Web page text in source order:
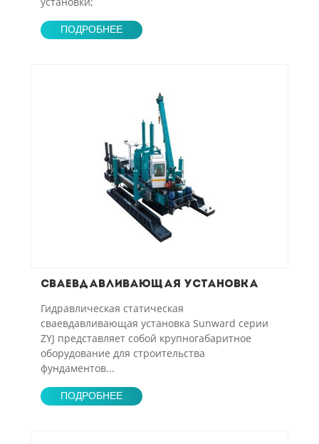
ПОДРОБНЕЕ
Сваевдавливающая установка
Гидравлическая статическая
сваевдавливающая установка Sunward серии
ZYJ представляет собой крупногабаритное
оборудование для строительства
фундаментов...
ПОДРОБНЕЕ